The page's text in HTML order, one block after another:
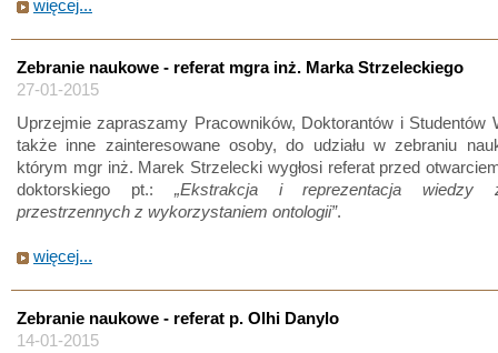
więcej...
Zebranie naukowe - referat mgra inż. Marka Strzeleckiego
27-01-2015
Uprzejmie zapraszamy Pracowników, Doktorantów i Studentów
także inne zainteresowane osoby, do udziału w zebraniu
którym mgr inż. Marek Strzelecki wygłosi referat przed
doktorskiego pt.: „Ekstrakcja i reprezentacja wiedzy
przestrzennych z wykorzystaniem ontologii”.
więcej...
Zebranie naukowe - referat p. Olhi Danylo
14-01-2015